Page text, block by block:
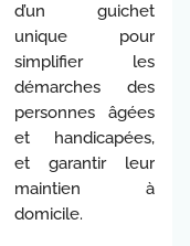
d’un guichet
unique pour
simplifier les
démarches des
personnes âgées
et handicapées,
et garantir leur
maintien à
domicile.